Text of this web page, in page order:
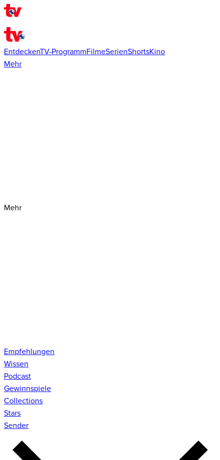
EntdeckenTV-ProgrammFilmeSerienShortsKino
Mehr
Mehr
Empfehlungen
Wissen
Podcast
Gewinnspiele
Collections
Stars
Sender